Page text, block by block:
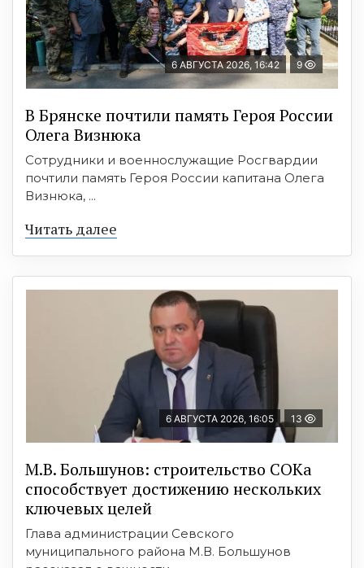
6 АВГУСТА 2026, 16:42 9
В Брянске почтили память Героя России
Олега Визнюка
Сотрудники и военнослужащие Росгвардии
почтили память Героя России капитана Олега
Визнюка, ...
Читать далее
6 АВГУСТА 2026, 16:05 13
М.В. Большунов: строительство СОКа
способствует достижению нескольких
ключевых целей
Глава администрации Севского
муниципального района М.В. Большунов